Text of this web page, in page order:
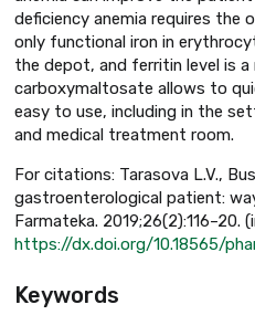
deficiency anemia requires
only functional iron in
the depot, and ferritin level is
carboxymaltosate allows to
easy to use, including in the
and medical treatment room.
For citations: Tarasova L.V.,
gastroenterological patient:
Farmateka. 2019;26(2):116–20.
https://dx.doi.org/10.18565/
Keywords